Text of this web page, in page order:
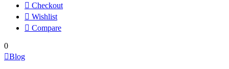
 Checkout
 Wishlist
 Compare
0
Blog